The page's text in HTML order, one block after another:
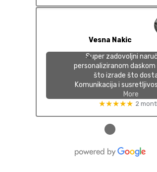
Vesna Nakic
Super zadovoljni
personaliziranom daskom
što izrade što
Komunikacija i
More
★★★★★ 2
●